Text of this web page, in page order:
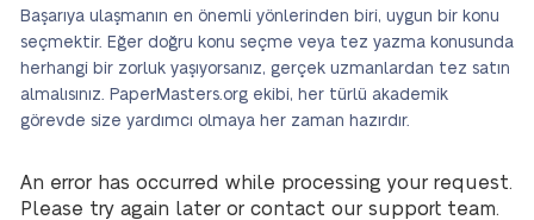
Başarıya ulaşmanın en önemli yönlerinden biri, uygun bir konu
seçmektir. Eğer doğru konu seçme veya tez yazma konusunda
herhangi bir zorluk yaşıyorsanız, gerçek uzmanlardan tez satın
almalısınız. PaperMasters.org ekibi, her türlü akademik
görevde size yardımcı olmaya her zaman hazırdır.
An error has occurred while processing your request.
Please try again later or contact our support team.